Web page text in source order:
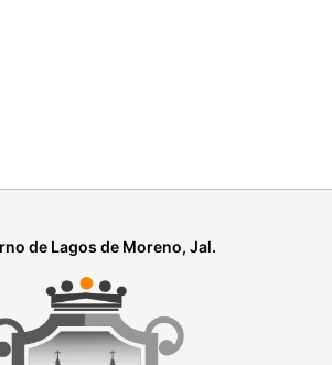
de Lagos de Moreno, Jal.